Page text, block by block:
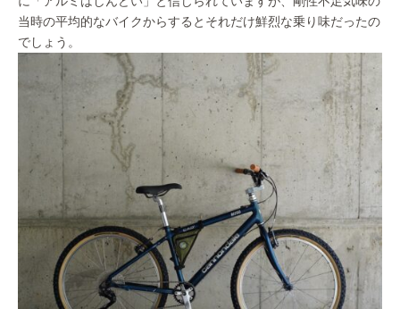
当時の平均的なバイクからするとそれだけ鮮烈な乗り味だったの
でしょう。